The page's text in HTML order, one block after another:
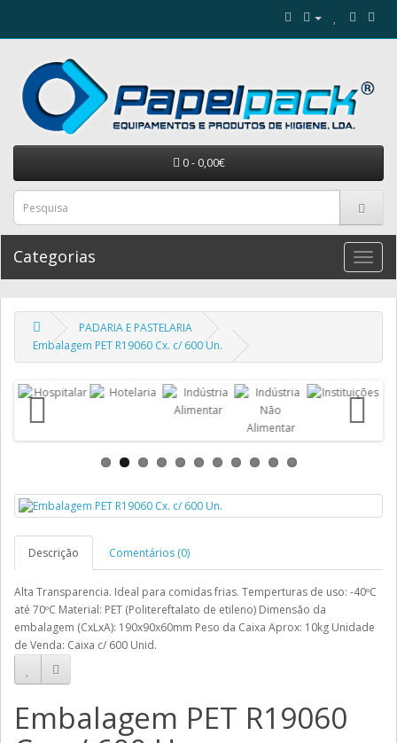
0 - 0,00€
Categorias
PADARIA E PASTELARIA
Embalagem PET R19060 Cx. c/ 600 Un.
Descrição Comentários (0)
Alta Transparencia. Ideal para comidas frias. Temperturas de uso: -40ºC
até 70ºC Material: PET (Politereftalato de etileno) Dimensão da
embalagem (CxLxA): 190x90x60mm Peso da Caixa Aprox: 10kg Unidade
de Venda: Caixa c/ 600 Unid.
Embalagem PET R19060